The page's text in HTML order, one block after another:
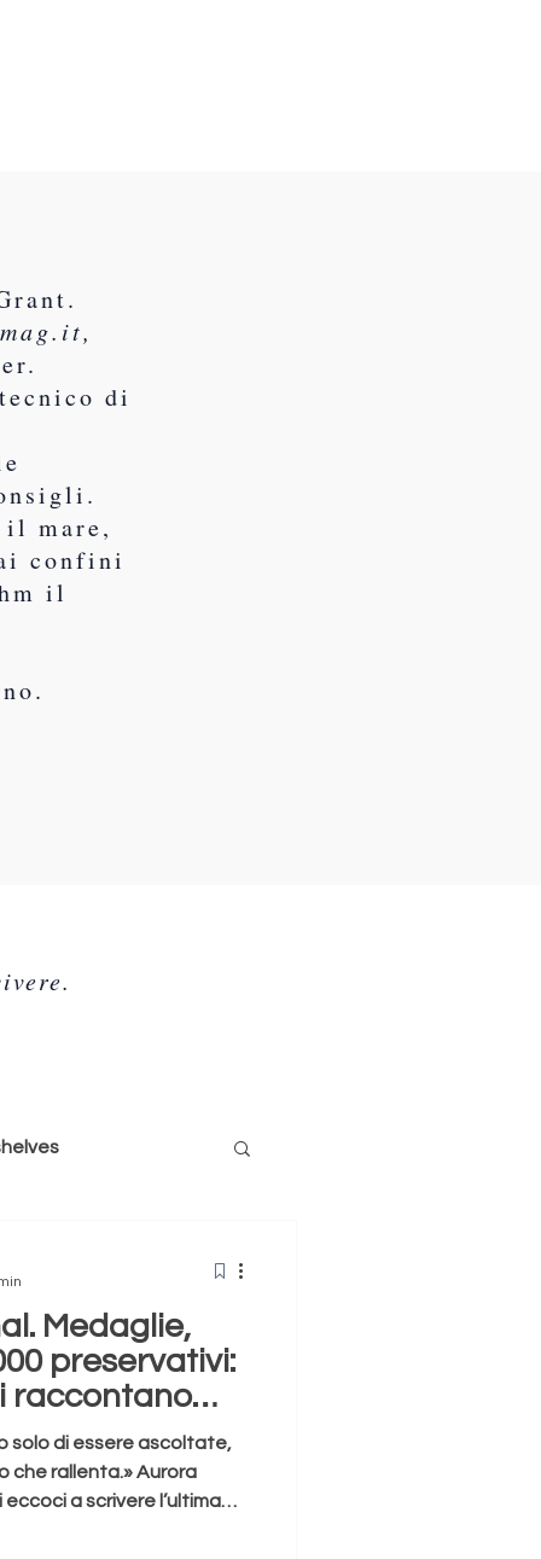
di
mare,
confini
il
sussurri società
Puppies
Medaglie,
preservativi:
raccontano
solo di essere ascoltate,
che rallenta.» Aurora
a scrivere l’ultima